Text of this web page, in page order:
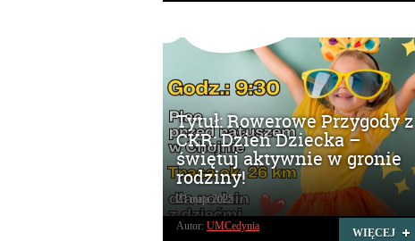
Tytuł: Rowerowe Przygody z
CKR: Dzień Dziecka –
świętuj aktywnie w gronie
rodziny!
23 maja 2025
WIĘCEJ
Autor: UMCedynia